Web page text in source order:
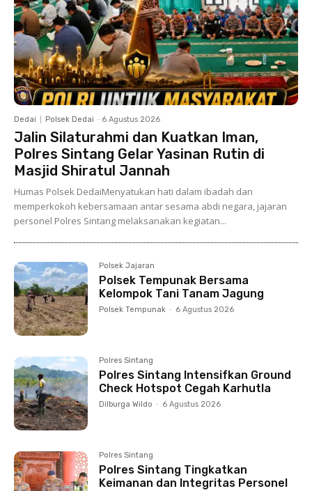
Dedai Polsek Dedai - 6 Agustus 2026
Jalin Silaturahmi dan Kuatkan Iman,
Polres Sintang Gelar Yasinan Rutin di
Masjid Shiratul Jannah
Humas Polsek DedaiMenyatukan hati dalam ibadah dan
memperkokoh kebersamaan antar sesama abdi negara, jajaran
personel Polres Sintang melaksanakan kegiatan...
Polsek Jajaran
Polsek Tempunak Bersama
Kelompok Tani Tanam Jagung
Polsek Tempunak - 6 Agustus 2026
Polres Sintang
Polres Sintang Intensifkan Ground
Check Hotspot Cegah Karhutla
Dilburga Wildo - 6 Agustus 2026
Polres Sintang
Polres Sintang Tingkatkan
Keimanan dan Integritas Personel